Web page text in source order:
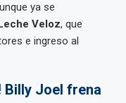
ya se
Leche Veloz, que
e ingreso al
Billy Joel frena